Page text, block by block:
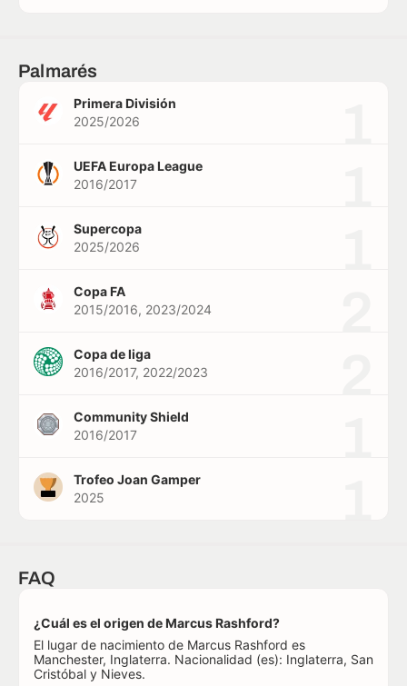
Palmarés
Primera División
2025/2026
UEFA Europa League
2016/2017
Supercopa
2025/2026
Copa FA
2015/2016, 2023/2024
Copa de liga
2016/2017, 2022/2023
Community Shield
2016/2017
Trofeo Joan Gamper
2025
FAQ
¿Cuál es el origen de Marcus Rashford?
El lugar de nacimiento de Marcus Rashford es
Manchester, Inglaterra. Nacionalidad (es): Inglaterra, San
Cristóbal y Nieves.